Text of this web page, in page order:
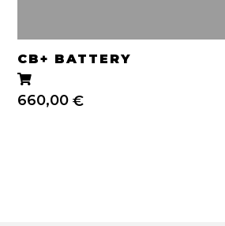
CB+ BATTERY
660,00€